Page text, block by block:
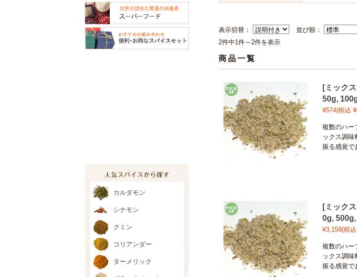
表示切替：
並び順：
2件中1件～2件を表示
商品一覧
[ミック
50g,
¥574(税込
複数のハー
ックス調
振る感覚で
[ミック
0g, 500g,
¥3,158(税
複数のハー
ックス調
振る感覚で
カルダモン
シナモン
クミン
コリアンダー
ターメリック